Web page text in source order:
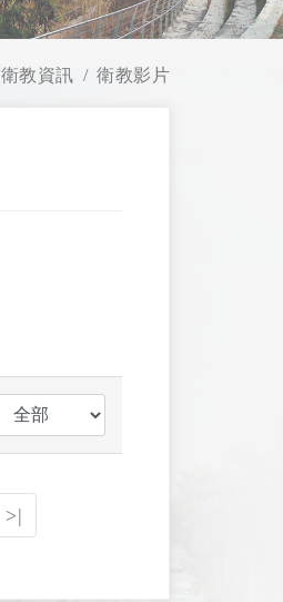
衛教資訊 衛教影片
>|